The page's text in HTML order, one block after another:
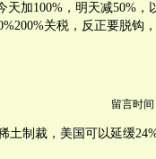
天加100%，明天减50%，
关税，反正要脱钩
留言时间
土制裁，美国可以延缓